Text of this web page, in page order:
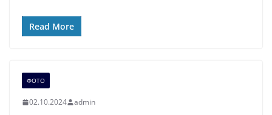
Read More
ФОТО
02.10.2024 admin